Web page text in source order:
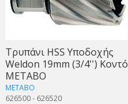
Τρυπάνι HSS Υποδοχής
Weldon 19mm (3/4'') Κοντό
METABO
METABO
626500 - 626520